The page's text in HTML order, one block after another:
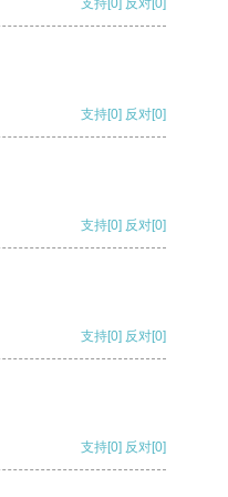
支持 [0] 反对 [0]
支持[0] 反对[0]
支持[0] 反对[0]
支持[0] 反对[0]
支持[0] 反对[0]